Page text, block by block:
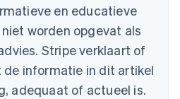
en educatieve
worden opgevat als
Stripe verklaart of
informatie in dit artikel
adequaat of actueel is.